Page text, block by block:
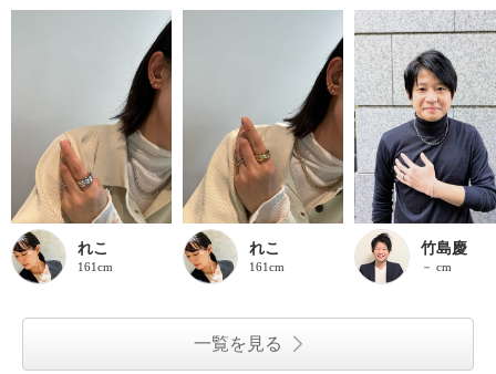
れこ
161cm
れこ
161cm
竹島慶
－ cm
一覧を見る